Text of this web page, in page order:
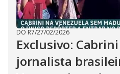
DO R7/27/02/2026
Exclusivo:
jornalista